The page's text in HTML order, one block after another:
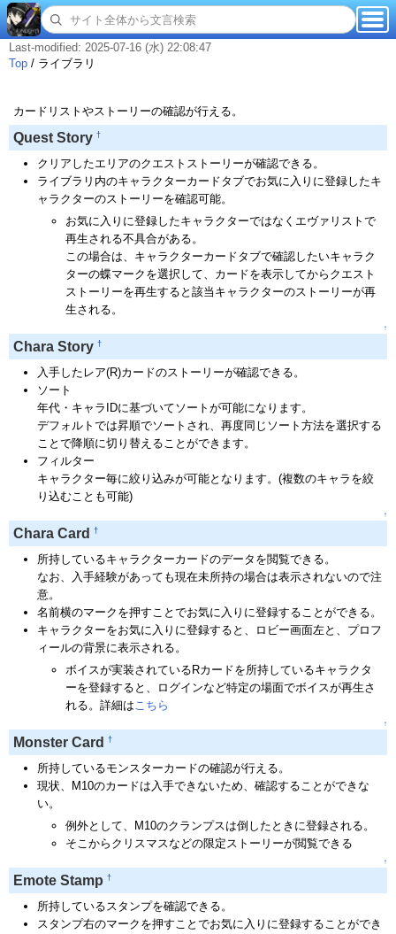
Last-modified: 2025-07-16 (水) 22:08:47
Top / ライブラリ
カードリストやストーリーの確認が行える。
Quest Story †
クリアしたエリアのクエストストーリーが確認できる。
ライブラリ内のキャラクターカードタブでお気に入りに登録したキ
ャラクターのストーリーを確認可能。
お気に入りに登録したキャラクターではなくエヴァリストで
再生される不具合がある。
この場合は、キャラクターカードタブで確認したいキャラク
ターの蝶マークを選択して、カードを表示してからクエスト
ストーリーを再生すると該当キャラクターのストーリーが再
生される。
↑
Chara Story †
入手したレア(R)カードのストーリーが確認できる。
ソート
年代・キャラIDに基づいてソートが可能になります。
デフォルトでは昇順でソートされ、再度同じソート方法を選択する
ことで降順に切り替えることができます。
フィルター
キャラクター毎に絞り込みが可能となります。(複数のキャラを絞
り込むことも可能)
↑
Chara Card †
所持しているキャラクターカードのデータを閲覧できる。
なお、入手経験があっても現在未所持の場合は表示されないので注
意。
名前横のマークを押すことでお気に入りに登録することができる。
キャラクターをお気に入りに登録すると、ロビー画面左と、プロフ
ィールの背景に表示される。
ボイスが実装されているRカードを所持しているキャラクタ
ーを登録すると、ログインなど特定の場面でボイスが再生さ
れる。詳細はこちら
↑
Monster Card †
所持しているモンスターカードの確認が行える。
現状、M10のカードは入手できないため、確認することができな
い。
例外として、M10のクランプスは倒したときに登録される。
そこからクリスマスなどの限定ストーリーが閲覧できる
↑
Emote Stamp †
所持しているスタンプを確認できる。
スタンプ右のマークを押すことでお気に入りに登録することができ